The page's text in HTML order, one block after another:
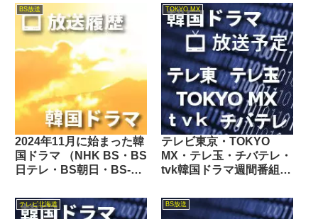
BS放送
2024年11月に始まった韓
国ドラマ （NHK BS・BS
日テレ・BS朝日・BS-
ジ・BS11・BS12・テレビ
東京・TOKYO MX・テレ
TOKYO MX
テレビ東京・TOKYO
MX・テレ玉・チバテレ・
tvk韓国ドラマ週間番組表
テレビ北海道 BS放送